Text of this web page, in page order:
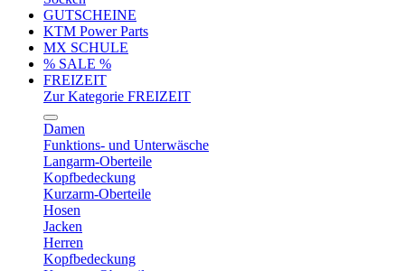
GUTSCHEINE
KTM Power Parts
MX SCHULE
% SALE %
FREIZEIT
Zur Kategorie FREIZEIT
Damen
Funktions- und Unterwäsche
Langarm-Oberteile
Kopfbedeckung
Kurzarm-Oberteile
Hosen
Jacken
Herren
Kopfbedeckung